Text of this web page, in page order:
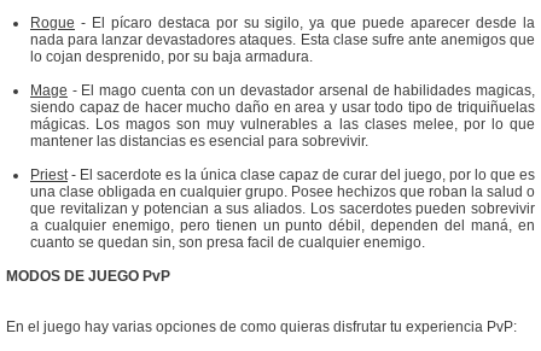
Rogue - El pícaro destaca por su sigilo, ya que puede aparecer desde la
nada para lanzar devastadores ataques. Esta clase sufre ante anemigos que
lo cojan desprenido, por su baja armadura.
Mage - El mago cuenta con un devastador arsenal de habilidades magicas,
siendo capaz de hacer mucho daño en area y usar todo tipo de triquiñuelas
mágicas. Los magos son muy vulnerables a las clases melee, por lo que
mantener las distancias es esencial para sobrevivir.
Priest- El sacerdote es la única clase capaz de curar del juego, por lo que es
una clase obligada en cualquier grupo. Posee hechizos que roban la salud o
que revitalizan y potencian a sus aliados. Los sacerdotes pueden sobrevivir
a cualquier enemigo, pero tienen un punto débil, dependen del maná, en
cuanto se quedan sin, son presa facil de cualquier enemigo.
MODOS DE JUEGO PvP
En el juego hay varias opciones de como quieras disfrutar tu experiencia PvP: